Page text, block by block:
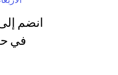
في